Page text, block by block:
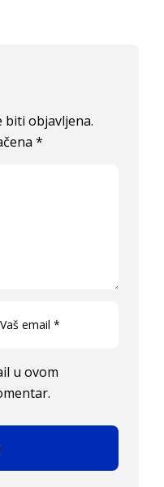
biti objavljena.
*
u ovom